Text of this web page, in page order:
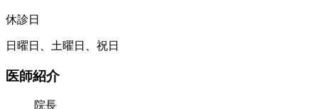
休診日
日曜日、土曜日、祝日
医師紹介
院長